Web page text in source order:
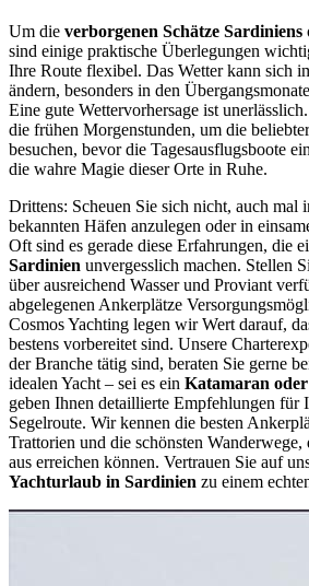
Um die verborgenen Schätze Sardiniens
sind einige praktische Überlegungen
Ihre Route flexibel. Das Wetter kann sich
ändern, besonders in den
Eine gute Wettervorhersage ist
die frühen Morgenstunden, um die
besuchen, bevor die Tagesausflugsboote
die wahre Magie dieser Orte in Ruhe.
Drittens: Scheuen Sie sich nicht, auch mal
bekannten Häfen anzulegen oder in
Oft sind es gerade diese Erfahrungen, die
Sardinien unvergesslich machen. Stellen
über ausreichend Wasser und Proviant
abgelegenen Ankerplätze
Cosmos Yachting legen wir Wert darauf,
bestens vorbereitet sind. Unsere
der Branche tätig sind, beraten Sie gerne
idealen Yacht – sei es ein Katamaran
geben Ihnen detaillierte Empfehlungen für
Segelroute. Wir kennen die besten
Trattorien und die schönsten
aus erreichen können. Vertrauen Sie auf
Yachturlaub in Sardinien zu einem